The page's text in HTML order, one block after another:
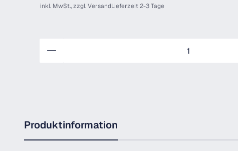
inkl. MwSt., zzgl.VersandLieferzeit 2-3 Tage
Produktinformation